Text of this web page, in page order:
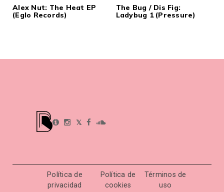
Alex Nut: The Heat EP
(Eglo Records)
The Bug / Dis Fig:
Ladybug 1 (Pressure)
𝕏
Política de
privacidad
Política de
cookies
Términos de
uso